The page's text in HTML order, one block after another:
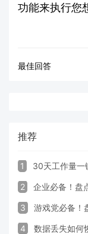
功能来执行您
最佳回答
推荐
1 30天工作量一
2 企业必备！盘
3 游戏党必备！
4 数据丢失如何